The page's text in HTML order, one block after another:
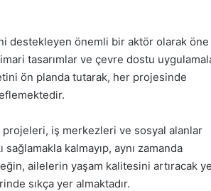
destekleyen önemli bir aktör olarak öne
tasarımlar ve çevre dostu
ön planda tutarak, her projesinde
projeleri, iş merkezleri ve sosyal alanlar
kalmayıp, aynı zamanda
ailelerin yaşam kalitesini artıracak
sıkça yer almaktadır.